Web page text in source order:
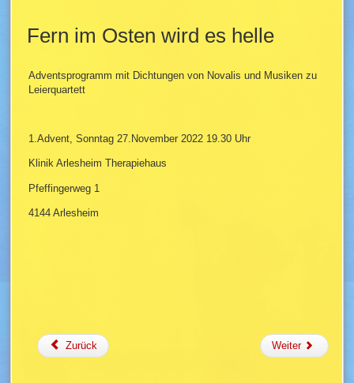
Fern im Osten wird es helle
Adventsprogramm mit Dichtungen von Novalis und Musiken zu
Leierquartett
1.Advent, Sonntag 27.November 2022 19.30 Uhr
Klinik Arlesheim Therapiehaus
Pfeffingerweg 1
4144 Arlesheim
Zurück Weiter